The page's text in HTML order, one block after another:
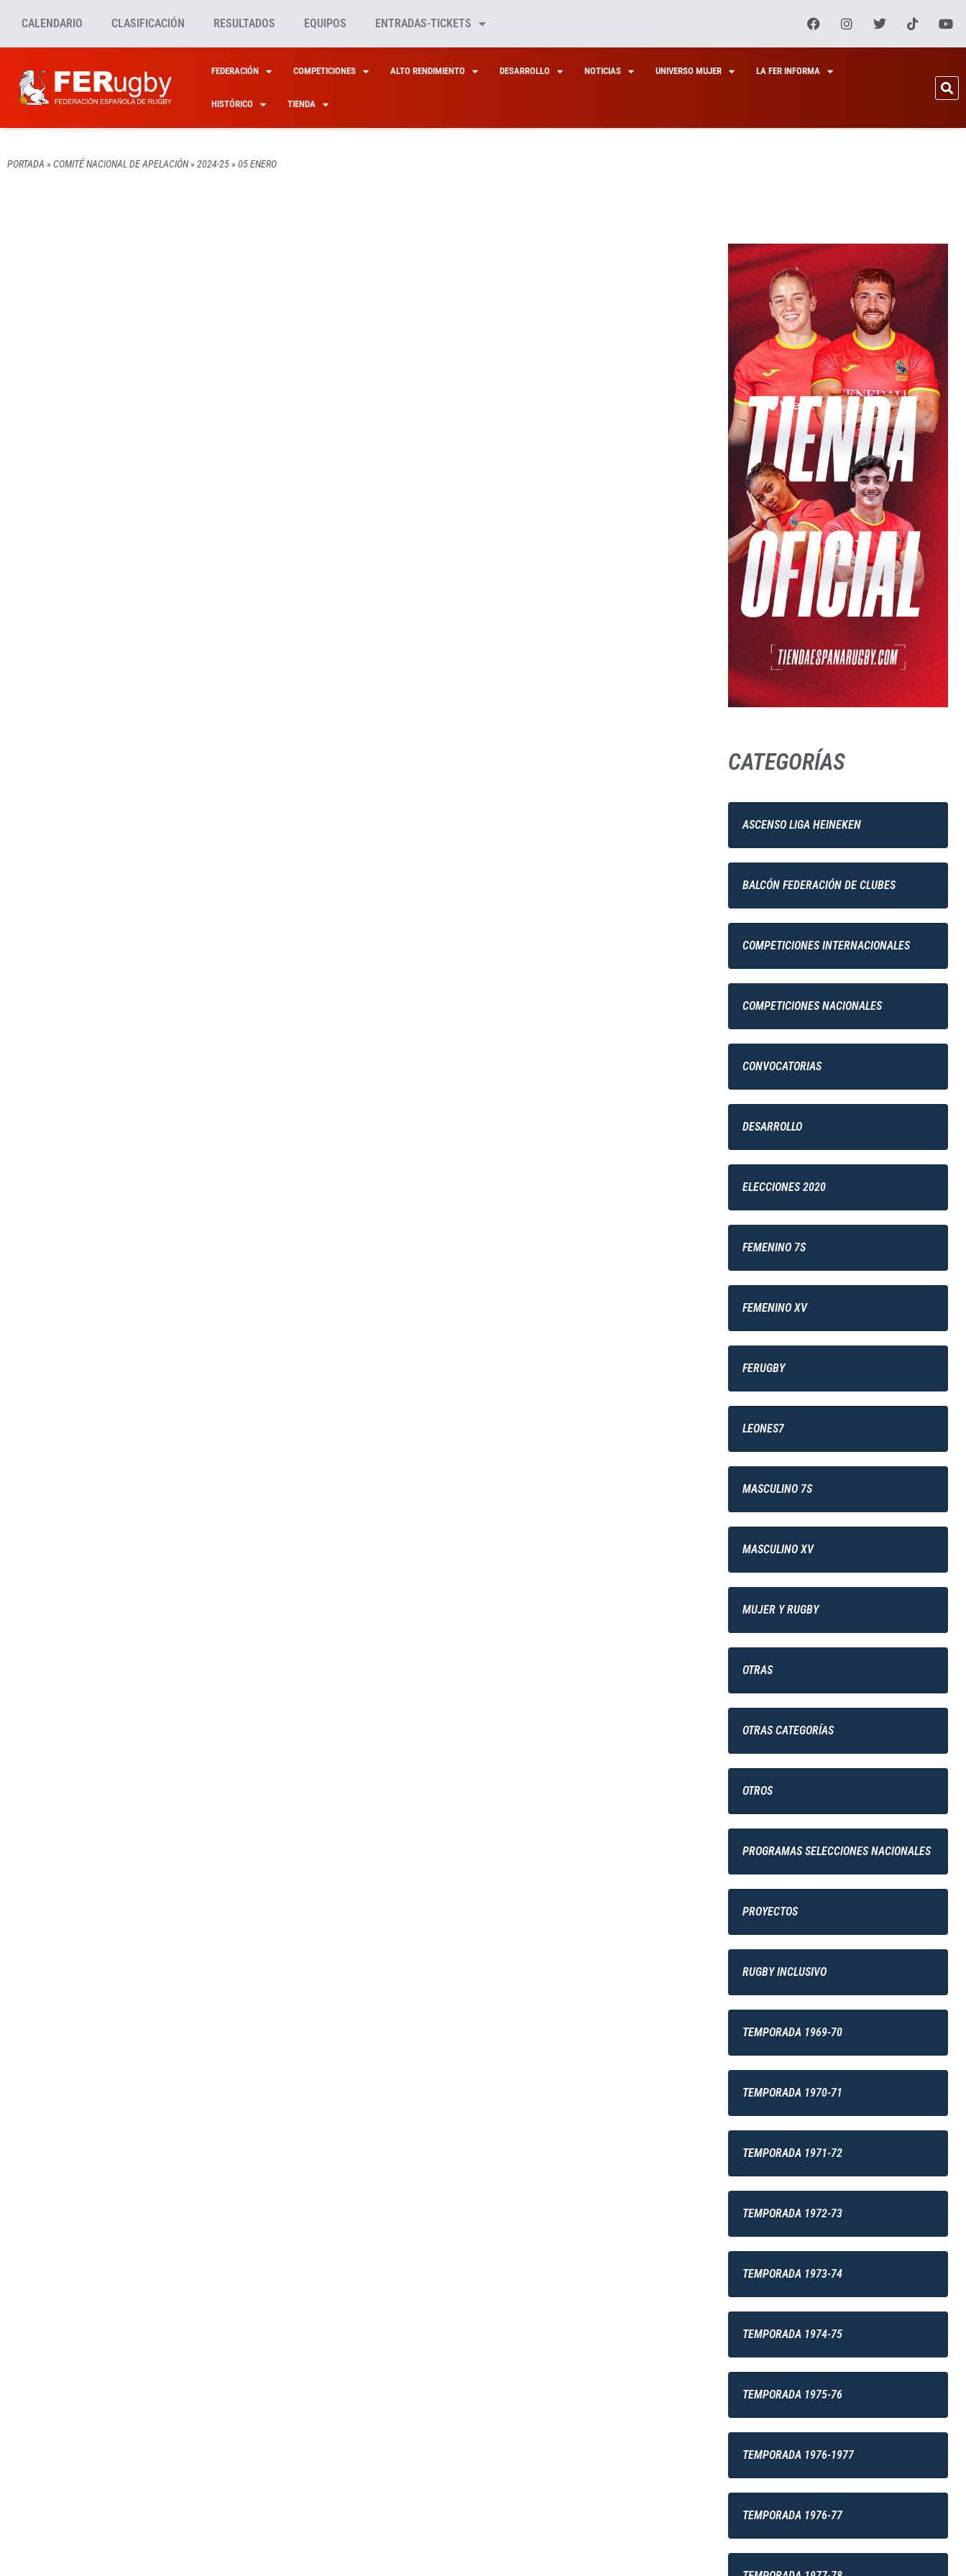
CALENDARIO CLASIFICACIÓN RESULTADOS EQUIPOS ENTRADAS-TICKETS
FEDERACIÓN COMPETICIONES ALTO RENDIMIENTO DESARROLLO NOTICIAS UNIVERSO MUJER LA FER INFORMA
HISTÓRICO TIENDA
PORTADA » COMITÉ NACIONAL DE APELACIÓN» 2024-25» 05 ENERO
CATEGORÍAS
ASCENSO LIGA HEINEKEN
BALCÓN FEDERACIÓN DE CLUBES
COMPETICIONES INTERNACIONALES
COMPETICIONES NACIONALES
CONVOCATORIAS
DESARROLLO
ELECCIONES 2020
FEMENINO 7S
FEMENINO XV
FERUGBY
LEONES7
MASCULINO 7S
MASCULINO XV
MUJER Y RUGBY
OTRAS
OTRAS CATEGORÍAS
OTROS
PROGRAMAS SELECCIONES NACIONALES
PROYECTOS
RUGBY INCLUSIVO
TEMPORADA 1969-70
TEMPORADA 1970-71
TEMPORADA 1971-72
TEMPORADA 1972-73
TEMPORADA 1973-74
TEMPORADA 1974-75
TEMPORADA 1975-76
TEMPORADA 1976-1977
TEMPORADA 1976-77